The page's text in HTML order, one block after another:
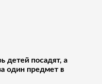
детей посадят, а
один предмет в